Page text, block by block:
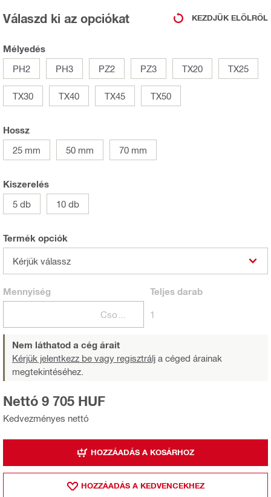
Válaszd ki az opciókat KEZDJÜK ELÖLRŐL
Mélyedés
PH2
PH3 PZ2 PZ3 TX20 TX25
TX30 TX40 TX45 TX50
Hossz
25 mm
50 mm 70 mm
Kiszerelés
5 db
10 db
Termék opciók
Kérjük válassz
Mennyiség Teljesdarab
1
Nem láthatod a cég árait
Kérjük jelentkezz be vagy regisztrálj a céged árainak
megtekintéséhez.
Kedvezményes nettó
Nettó 9 705 HUF
HOZZÁADÁS A KOSÁRHOZ
HOZZÁADÁS A KEDVENCEKHEZ